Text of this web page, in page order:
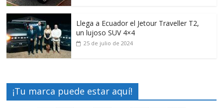
Llega a Ecuador el Jetour Traveller T2,
un lujoso SUV 4×4
25 de julio de 2024
¡Tu marca puede estar aquí!